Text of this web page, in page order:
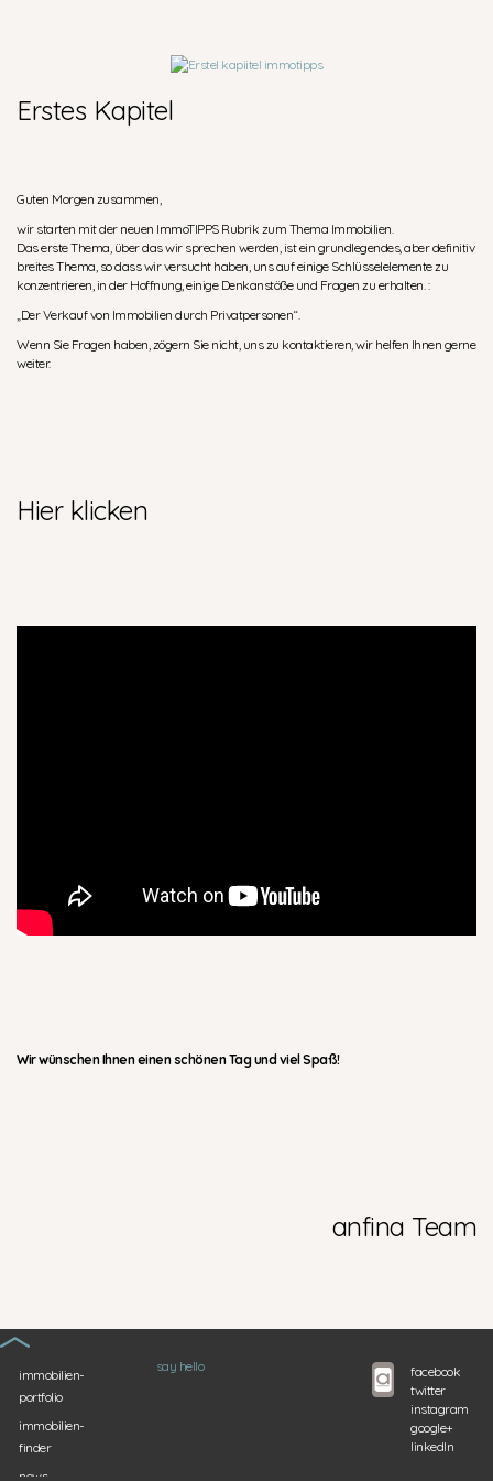
Erstes Kapitel
Guten Morgen zusammen,
wir starten mit der neuen ImmoTIPPS Rubrik zum Thema Immobilien.
Das erste Thema, über das wir sprechen werden, ist ein grundlegendes, aber definitiv
breites Thema, so dass wir versucht haben, uns auf einige Schlüsselelemente zu
konzentrieren, in der Hoffnung, einige Denkanstöße und Fragen zu erhalten. :
„Der Verkauf von Immobilien durch Privatpersonen“.
Wenn Sie Fragen haben, zögern Sie nicht, uns zu kontaktieren, wir helfen Ihnen gerne
weiter.
Hier klicken
Wir wünschen Ihnen einen schönen Tag und viel Spaß!
anfina Team
immobilien-
portfolio
immobilien-
finder
news
say hello
facebook
twitter
instagram
google+
linkedIn